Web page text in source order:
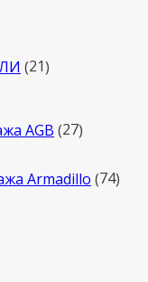
21товар
AGB 2727
Armadillo 7474